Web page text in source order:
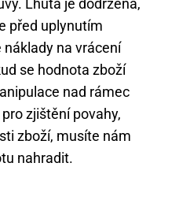
Lhůta je dodržena,
před uplynutím
na vrácení
se hodnota zboží
nad rámec
zjištění povahy,
zboží, musíte nám
nahradit.